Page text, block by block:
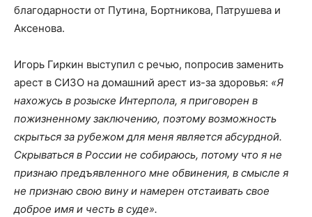
благодарности от Путина, Бортникова, Патрушева и
Аксенова.
Игорь Гиркин выступил с речью, попросив заменить
арест в СИЗО на домашний арест из-за здоровья: «Я
нахожусь в розыске Интерпола, я приговорен в
пожизненному заключению, поэтому возможность
скрыться за рубежом для меня является абсурдной.
Скрываться в России не собираюсь, потому что я не
признаю предъявленного мне обвинения, в смысле я
не признаю свою вину и намерен отстаивать свое
доброе имя и честь в суде».